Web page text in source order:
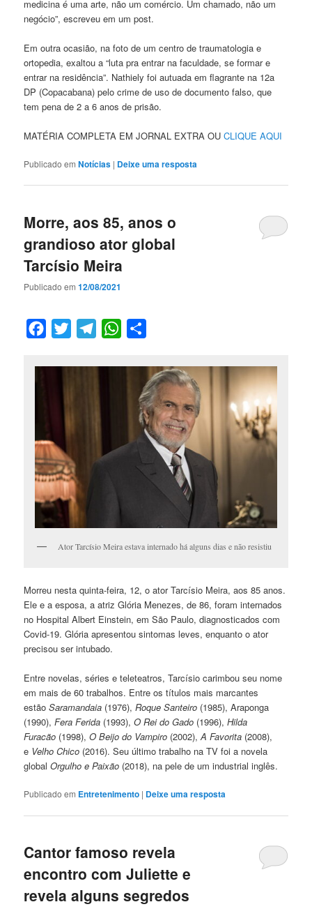
medicina é uma arte, não um comércio. Um chamado, não um
negócio”, escreveu em um post.
Em outra ocasião, na foto de um centro de traumatologia e
ortopedia, exaltou a “luta pra entrar na faculdade, se formar e
entrar na residência”. Nathiely foi autuada em flagrante na 12a
DP (Copacabana) pelo crime de uso de documento falso, que
tem pena de 2 a 6 anos de prisão.
MATÉRIA COMPLETA EM JORNAL EXTRA OUCLIQUE AQUI
Publicado em Notícias | Deixe uma resposta
Morre, aos 85, anos o
grandioso ator global
Tarcísio Meira
Publicado em12/08/2021
Facebook
Twitter TelegramWhatsApp
Ator Tarcísio Meira estava internado há alguns dias e não resistiu
Morreu nesta quinta-feira, 12, o ator Tarcísio Meira, aos 85 anos.
Ele e a esposa, a atriz Glória Menezes, de 86, foram internados
no Hospital Albert Einstein, em São Paulo, diagnosticados com
Covid-19. Glória apresentou sintomas leves, enquanto o ator
precisou ser intubado.
Entre novelas, séries e teleteatros, Tarcísio carimbou seu nome
em mais de 60 trabalhos. Entre os títulos mais marcantes
estãoSaramandaia (1976),Roque Santeiro (1985), Araponga
(1990),Fera Ferida (1993),O Rei do Gado (1996),Hilda
Furacão (1998),O Beijo do Vampiro (2002),A Favorita (2008),
e Velho Chico (2016). Seu último trabalho na TV foi a novela
globalOrgulho e Paixão (2018), na pele de um industrial inglês.
Publicado em Entretenimento | Deixe uma resposta
Cantor famoso revela
encontro com Juliette e
revela alguns segredos